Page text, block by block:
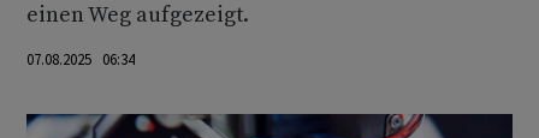
einen Weg aufgezeigt.
07.08.2025 06:34